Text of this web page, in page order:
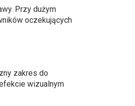
Przy dużym
oczekujących
zakres do
wizualnym